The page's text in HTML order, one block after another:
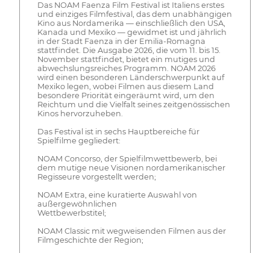
Das NOAM Faenza Film Festival ist Italiens erstes
und einziges Filmfestival, das dem unabhängigen
Kino aus Nordamerika — einschließlich den USA,
Kanada und Mexiko — gewidmet ist und jährlich
in der Stadt Faenza in der Emilia-Romagna
stattfindet. Die Ausgabe 2026, die vom 11. bis 15.
November stattfindet, bietet ein mutiges und
abwechslungsreiches Programm. NOAM 2026
wird einen besonderen Länderschwerpunkt auf
Mexiko legen, wobei Filmen aus diesem Land
besondere Priorität eingeräumt wird, um den
Reichtum und die Vielfalt seines zeitgenössischen
Kinos hervorzuheben.
Das Festival ist in sechs Hauptbereiche für
Spielfilme gegliedert:
NOAM Concorso, der Spielfilmwettbewerb, bei
dem mutige neue Visionen nordamerikanischer
Regisseure vorgestellt werden;
NOAM Extra, eine kuratierte Auswahl von
außergewöhnlichen
Wettbewerbstitel;
NOAM Classic mit wegweisenden Filmen aus der
Filmgeschichte der Region;